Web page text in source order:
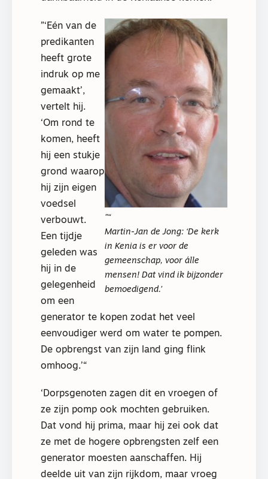
Martin-Jan de Jong: ‘De kerk
in Kenia is er voor de
gemeenschap, voor álle
mensen! Dat vind ik bijzonder
bemoedigend.’
‘Eén van de
predikanten
heeft grote
indruk op me
gemaakt’,
vertelt hij.
‘Om rond te
komen, heeft
hij een stukje
grond waarop
hij zijn eigen
voedsel
verbouwt.
Een tijdje
geleden was
hij in de
gelegenheid
om een
generator te kopen zodat het veel
eenvoudiger werd om water te pompen.
De opbrengst van zijn land ging flink
omhoog.’
‘Dorpsgenoten zagen dit en vroegen of
ze zijn pomp ook mochten gebruiken.
Dat vond hij prima, maar hij zei ook dat
ze met de hogere opbrengsten zelf een
generator moesten aanschaffen. Hij
deelde uit van zijn rijkdom, maar vroeg